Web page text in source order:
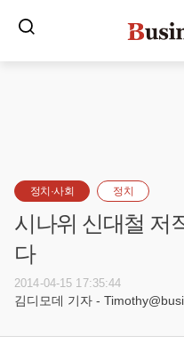
정치·사회 정치
시나위 신대철 저
다
2014-04-15 17:35:44
김디모데 기자 -